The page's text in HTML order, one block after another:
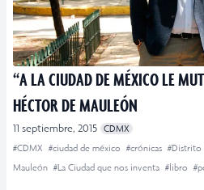
“A LA CIUDAD DE MÉXICO LE
HÉCTOR DE MAULEÓN
11 septiembre, 2015 CDMX
#CDMX #ciudad de méxico #crónicas #Distrito
Mauleón #La Ciudad que nos inventa #libro